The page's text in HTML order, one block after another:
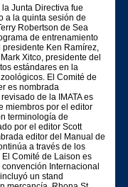
Junta Directiva fue
a la quinta sesión de
Robertson de Sea
de entrenamiento
presidente Ken Ramírez,
Xitco, presidente del
estándares en la
El Comité de
es nombrada
de la IMATA es
miembros por el editor
terminología de
por el editor Scott
editor del Manual de
a través de los
Comité de Laison es
Internacional
un stand